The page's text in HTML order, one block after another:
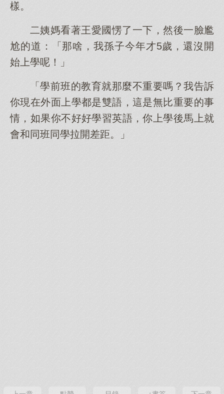
樣。
二姨媽看著王愛國愣了一下，然後一臉尷
尬的道：「那啥，我孫子今年才5歲，還沒開
始上學呢！」
「學前班的教育就那麼不重要嗎？我告訴
你現在外面上學都是雙語，這是無比重要的事
情，如果你不好好學習英語，你上學後馬上就
會和同班同學拉開差距。」